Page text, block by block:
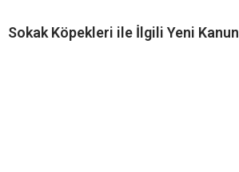
Sokak Köpekleri ile İlgili Yeni